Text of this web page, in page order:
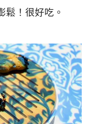
鬆！很好吃。